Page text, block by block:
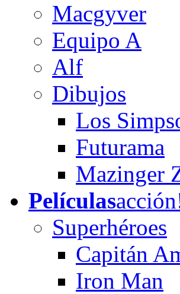
Macgyver
Equipo A
Alf
Dibujos
Los
Futurama
Mazinger
Películas
Superhéroes
Capitán
Iron Man